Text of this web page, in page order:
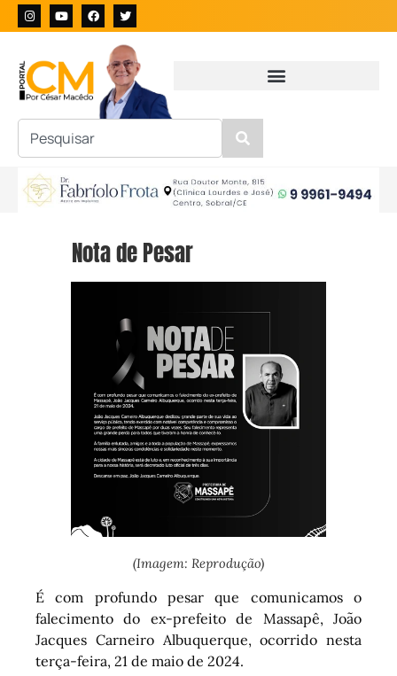
Nota de Pesar
(Imagem: Reprodução)
É com profundo pesar que comunicamos o
falecimento do ex-prefeito de Massapê, João
Jacques Carneiro Albuquerque, ocorrido nesta
terça-feira, 21 de maio de 2024.